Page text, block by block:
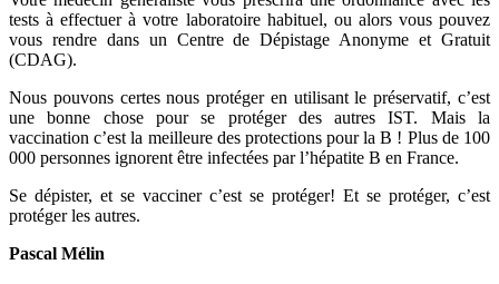
tests à effectuer à votre laboratoire habituel, ou alors vous pouvez
vous rendre dans un Centre de Dépistage Anonyme et Gratuit
(CDAG).
Nous pouvons certes nous protéger en utilisant le préservatif, c’est
une bonne chose pour se protéger des autres IST. Mais la
vaccination c’est la meilleure des protections pour la B ! Plus de 100
000 personnes ignorent être infectées par l’hépatite B en France.
Se dépister, et se vacciner c’est se protéger! Et se protéger, c’est
protéger les autres.
Pascal Mélin